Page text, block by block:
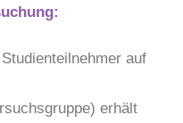
auf
erhält